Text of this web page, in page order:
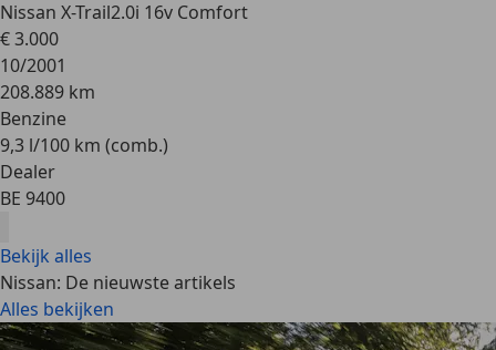
Nissan X-Trail2.0i 16v Comfort
€ 3.000
10/2001
208.889 km
Benzine
9,3 l/100 km (comb.)
Dealer
BE 9400
Bekijk alles
Nissan: De nieuwste artikels
Alles bekijken